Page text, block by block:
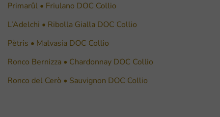
Primarûl • Friulano DOC Collio
L’Adelchi • Ribolla Gialla DOC Collio
Pètris • Malvasia DOC Collio
Ronco Bernizza • Chardonnay DOC Collio
Ronco del Cerò • Sauvignon DOC Collio